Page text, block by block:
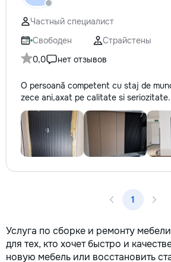
Частный специалист
Свободен
Страйстены
0,0
нет отзывов
O persoană competent cu staj de
zece ani,axat pe calitate si seriozitate.
1
Услуга по сборке и ремонту
для тех, кто хочет быстро и
новую мебель или восстановить